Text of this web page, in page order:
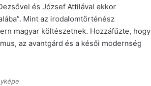
és József Attilával ekkor
Mint az irodalomtörténész
magyar költészetnek. Hozzáfűzte, hogy
az avantgárd és a késői modernség